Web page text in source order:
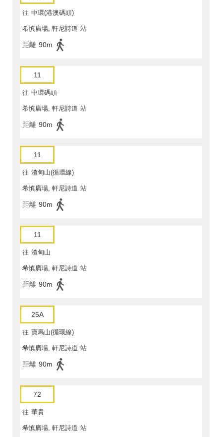
往 中環(港澳碼頭)
希慎廣場, 軒尼詩道 站
距離 90m
11
往 中環碼頭
希慎廣場, 軒尼詩道 站
距離 90m
11
往 渣甸山(循環線)
希慎廣場, 軒尼詩道 站
距離 90m
11
往 渣甸山
希慎廣場, 軒尼詩道 站
距離 90m
25A
往 寶馬山(循環線)
希慎廣場, 軒尼詩道 站
距離 90m
72
往 華貴
希慎廣場, 軒尼詩道 站